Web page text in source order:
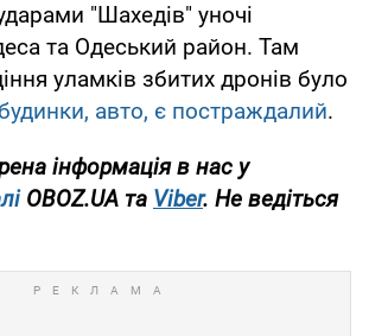
"Шахедів" уночі
та Одеський район. Там
уламків збитих дронів було
авто, є постраждалий.
інформація в нас у
OBOZ.UA та Viber. Не ведіться